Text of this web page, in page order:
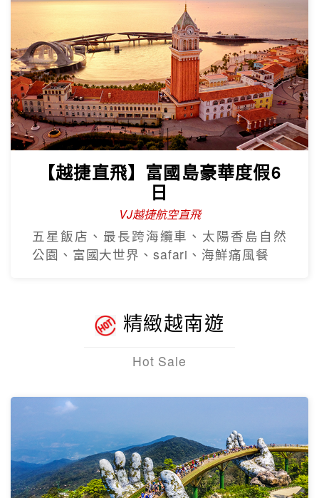
【越捷直飛】富國島豪華度假6
日
VJ越捷航空直飛
五星飯店、最長跨海纜車、太陽香島自然
公園、富國大世界、safari、海鮮痛風餐
精緻越南遊
Hot Sale